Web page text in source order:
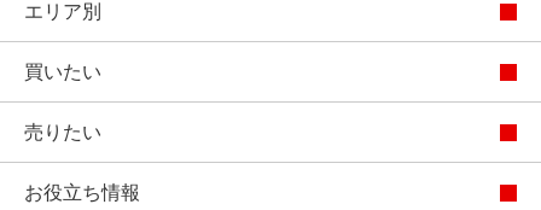
エリア別
買いたい
売りたい
お役立ち情報